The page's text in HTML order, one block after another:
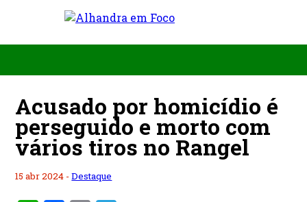
Acusado por homicídio é
perseguido e morto com
vários tiros no Rangel
15 abr 2024 -Destaque